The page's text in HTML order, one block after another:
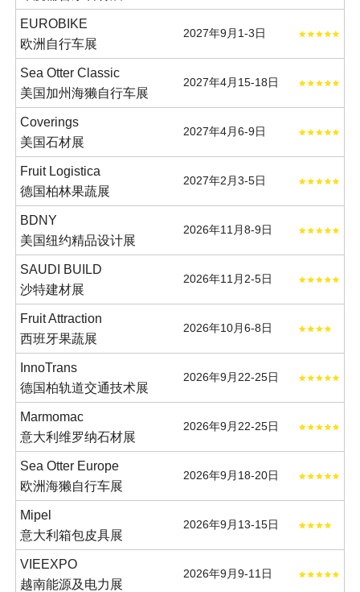
EUROBIKE
欧洲自行车展
2027年9月1-3日
Sea Otter Classic
美国加州海獭自行车展
2027年4月15-18日
Coverings
美国石材展
2027年4月6-9日
Fruit Logistica
德国柏林果蔬展
2027年2月3-5日
BDNY
美国纽约精品设计展
2026年11月8-9日
SAUDI BUILD
沙特建材展
2026年11月2-5日
Fruit Attraction
西班牙果蔬展
2026年10月6-8日
InnoTrans
德国柏轨道交通技术展
2026年9月22-25日
Marmomac
意大利维罗纳石材展
2026年9月22-25日
Sea Otter Europe
欧洲海獭自行车展
2026年9月18-20日
Mipel
意大利箱包皮具展
2026年9月13-15日
VIEEXPO
越南能源及电力展
2026年9月9-11日